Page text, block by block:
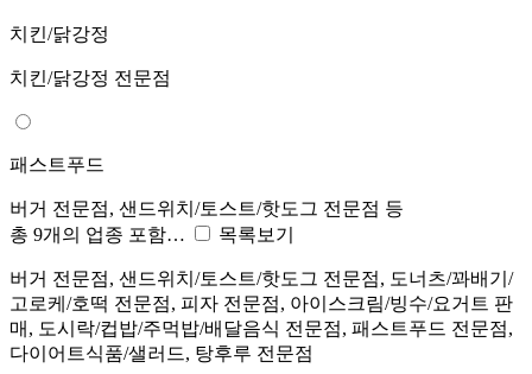
치킨/닭강정
치킨/닭강정 전문점
패스트푸드
버거 전문점, 샌드위치/토스트/핫도그 전문점 등
총 9개의 업종 포함…
목록보기
버거 전문점, 샌드위치/토스트/핫도그 전문점, 도너츠/꽈배기/
고로케/호떡 전문점, 피자 전문점, 아이스크림/빙수/요거트 판
매, 도시락/컵밥/주먹밥/배달음식 전문점, 패스트푸드 전문점,
다이어트식품/샐러드, 탕후루 전문점